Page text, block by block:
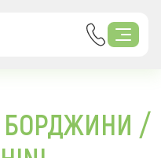
БОРДЖИНИ /